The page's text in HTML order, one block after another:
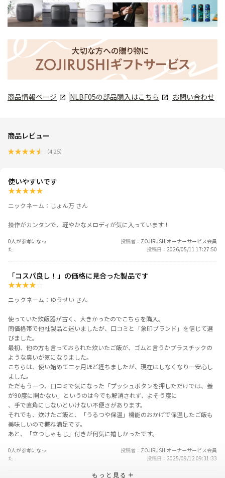
商品情報ページ NLBF05の部品購入はこちら お問い合わせ
商品レビュー
★★★★★ （4.25）
使いやすいです
★★★★★
ニックネーム：じょん万 さん
操作がカンタンで、軽やかなメロディが気に入っています！
0人が参考になっ
た
投稿者
ZOJIRUSHIオーナーサービス会員
投稿日
2026/05/11 17:27:50
「コスパ良し！」の価格に見合った製品です
★★★★
ニックネーム：ゆうせい さん
使っていた炊飯器が古く、大きかったのでこちらを購入。
同価格帯で他社製品と迷いましたが、口コミと「象印ブランド」を信じて選
びました。
最初、他の方も言っておられた炊いたご飯が、ゴムと言うかプラスチックの
ような臭いが気になりました。
こちらは、使い始めて二ヶ月ほど経ちましたが、現在はしなくなり一安心し
ました。
ただもう一つ、口コミで気になった「プッシュボタンを押しただけでは、蓋
が90度に開かない」というのは今でも解消されず、よそう度に
、手で直角にしないといけない不便さがあります。
それでも、炊けたご飯と、「うるつや保温」機能のおかげで保温したご飯も
美味しいので概ね満足です。
あと、「立つしゃもじ」付きが何気に嬉しかったです。
0人が参考になっ
た
投稿者
ZOJIRUSHIオーナーサービス会員
投稿日
2025/09/12 09:31:33
もっと見る